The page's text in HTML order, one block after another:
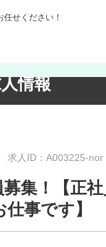
せください！
情報
求人ID：A003225-nor
募集！【正
事です】